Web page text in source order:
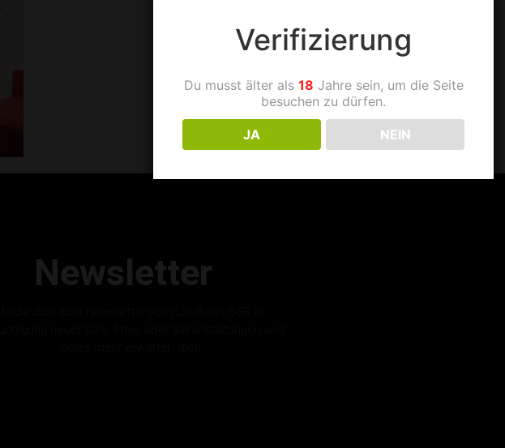
Newsletter
Verifizierung
Du musst älter als 18 Jahre sein, um die Seite
besuchen zu dürfen.
JA NEIN